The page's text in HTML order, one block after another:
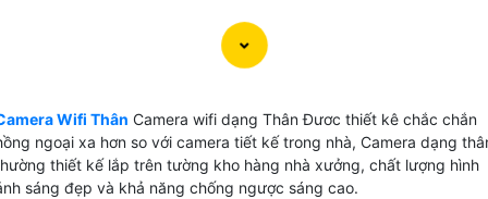
giống với các dòng sản phẩm camera wifi thiêt kế
thân hay còn gọi là camera bullet hoàn toàn có thể
trên đường hoặc đi qua các tòa nhà có yêu cầu an ninh,
vị chắc chắn sẽ dễ dàng có thể bắt gặp các sản phẩm
thân.
Wifi Thân Camera wifi dạng Thân Đươc thiết kê chắc chắn
ngoại xa hơn so với camera tiết kế trong nhà, Camera dạng
thiết kế lắp trên tường kho hàng nhà xưởng, chất lượng hình
sáng đẹp và khả năng chống ngược sáng cao.